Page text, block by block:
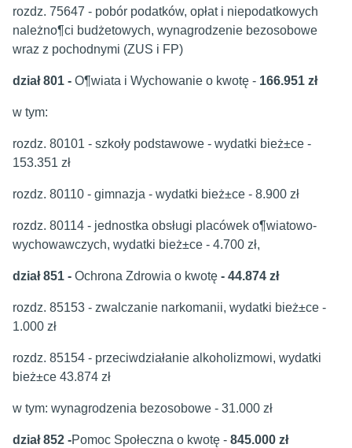
rozdz. 75647 - pobór podatków, opłat i niepodatkowych
należno¶ci budżetowych, wynagrodzenie bezosobowe
wraz z pochodnymi (ZUS i FP)
dział 801 - O¶wiata i Wychowanie o kwotę - 166.951 zł
w tym:
rozdz. 80101 - szkoły podstawowe - wydatki bież±ce -
153.351 zł
rozdz. 80110 - gimnazja - wydatki bież±ce - 8.900 zł
rozdz. 80114 - jednostka obsługi placówek o¶wiatowo-
wychowawczych, wydatki bież±ce - 4.700 zł,
dział 851 - Ochrona Zdrowia o kwotę - 44.874 zł
rozdz. 85153 - zwalczanie narkomanii, wydatki bież±ce -
1.000 zł
rozdz. 85154 - przeciwdziałanie alkoholizmowi, wydatki
bież±ce 43.874 zł
w tym: wynagrodzenia bezosobowe - 31.000 zł
dział 852 -Pomoc Społeczna o kwotę - 845.000 zł